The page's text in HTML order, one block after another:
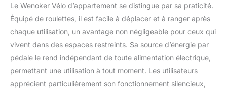
intégrées facilitent son
déplacement.
Le Wenoker Vélo d’appartement se distingue par sa praticité.
Équipé de roulettes, il est facile à déplacer et à ranger après
chaque utilisation, un avantage non négligeable pour ceux qui
vivent dans des espaces restreints. Sa source d’énergie par
pédale le rend indépendant de toute alimentation électrique,
permettant une utilisation à tout moment. Les utilisateurs
apprécient particulièrement son fonctionnement silencieux,